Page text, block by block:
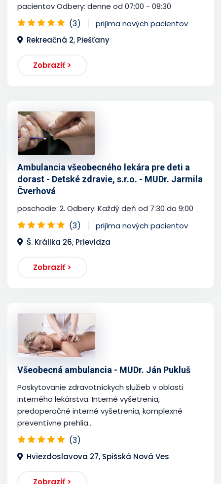
pacientov Odbery: denne od 07:00 - 08:30
(3)
prijíma nových pacientov
Rekreačná 2, Piešťany
Zobraziť >
Ambulancia všeobecného lekára pre deti a
dorast - Detské zdravie, s.r.o. - MUDr. Jarmila
Čverhová
poschodie: 2. Odbery: Každý deň od 7:30 do 9:00
(3)
prijíma nových pacientov
Š. Králika 26, Prievidza
Zobraziť >
Všeobecná ambulancia - MUDr. Ján Pukluš
Poskytovanie zdravotníckych služieb v oblasti
interného lekárstva. Interné vyšetrenia,
predoperačné interné vyšetrenia, komplexné
preventívne prehlia...
(3)
Hviezdoslavova 27, Spišská Nová Ves
Zobraziť >